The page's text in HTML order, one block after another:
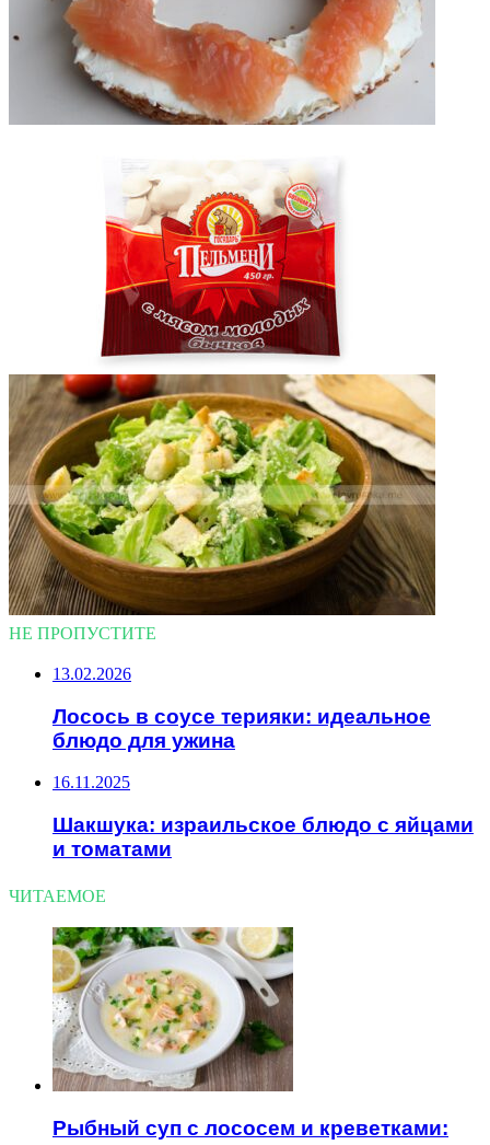
НЕ ПРОПУСТИТЕ
13.02.2026
Лосось в соусе терияки: идеальное
блюдо для ужина
16.11.2025
Шакшука: израильское блюдо с яйцами
и томатами
ЧИТАЕМОЕ
Рыбный суп с лососем и креветками: